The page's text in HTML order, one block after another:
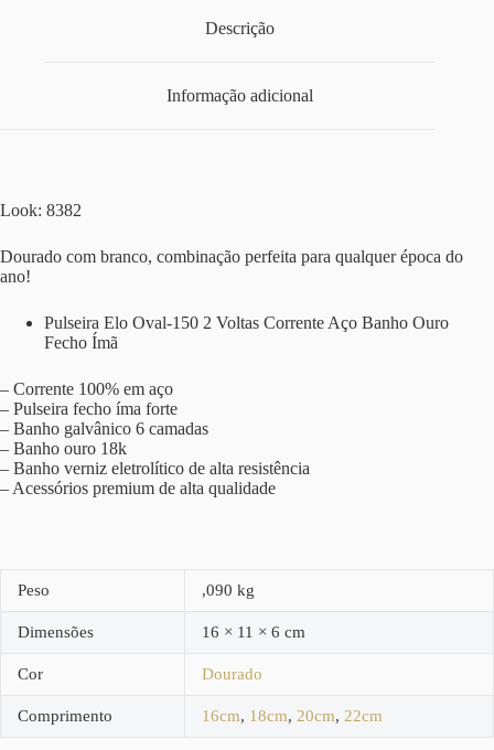
Descrição
Informação adicional
Look: 8382
Dourado com branco, combinação perfeita para qualquer época do
ano!
Pulseira Elo Oval-150 2 Voltas Corrente Aço Banho Ouro
Fecho Ímã
– Corrente 100% em aço
– Pulseira fecho íma forte
– Banho galvânico 6 camadas
– Banho ouro 18k
– Banho verniz eletrolítico de alta resistência
– Acessórios premium de alta qualidade
Peso ,090 kg
Dimensões 16 × 11 × 6 cm
Cor Dourado
Comprimento 16cm, 18cm, 20cm, 22cm